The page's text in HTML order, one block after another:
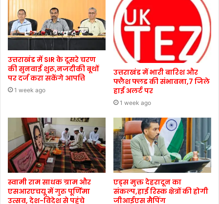
उत्तराखंड में SIR के दूसरे चरण
की सुनवाई शुरू,नजदीकी बूथों
पर दर्ज करा सकेंगे आपत्ति
1 week ago
उत्तराखंड में भारी बारिश और
फ्लैश फ्लड की संभावना,7 जिले
हाई अलर्ट पर
1 week ago
स्वामी राम साधक ग्राम और
एसआरएचयू में गुरु पूर्णिमा
उत्सव, देश-विदेश से पहुंचे
एड्स मुक्त देहरादून का
संकल्प,हाई रिस्क क्षेत्रों की होगी
जीआईएस मैपिंग